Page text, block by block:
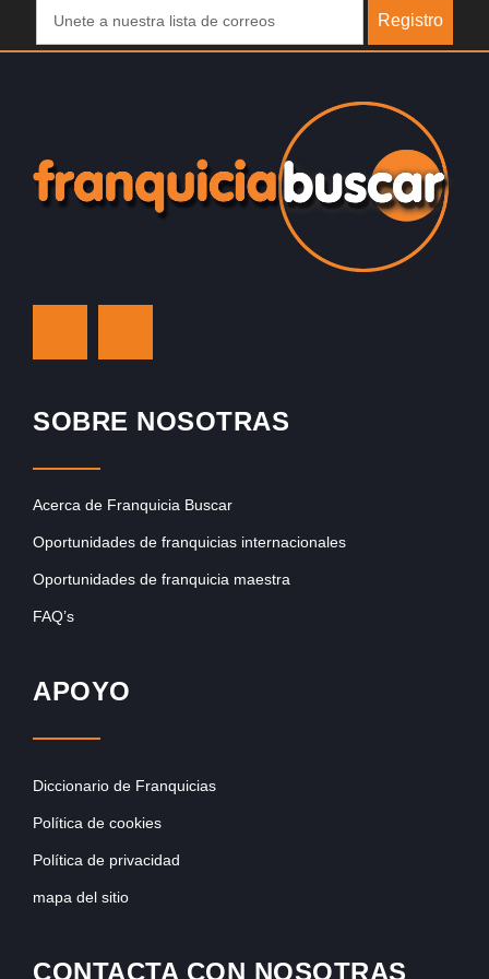
Registro
SOBRE NOSOTRAS
Acerca de Franquicia Buscar
Oportunidades de franquicias internacionales
Oportunidades de franquicia maestra
FAQ’s
APOYO
Diccionario de Franquicias
Política de cookies
Política de privacidad
mapa del sitio
CONTACTA CON NOSOTRAS